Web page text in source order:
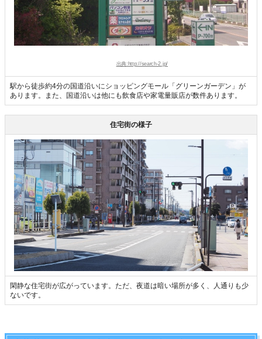
出典:http://search-2.jp/
駅から徒歩約4分の国道沿いにショッピングモール「グリーンガーデン」が
あります。また、国道沿いは他にも飲食店や家電量販店が数件あります。
住宅街の様子
閑静な住宅街が広がっています。ただ、夜道は暗い場所が多く、人通りも少
ないです。